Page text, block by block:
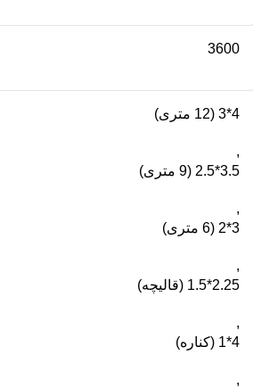
3600
4*3 (12 متری)
,
3.5*2.5 (9 متری)
,
3*2 (6 متری)
,
2.25*1.5 (قالیچه)
,
4*1 (کناره)
,